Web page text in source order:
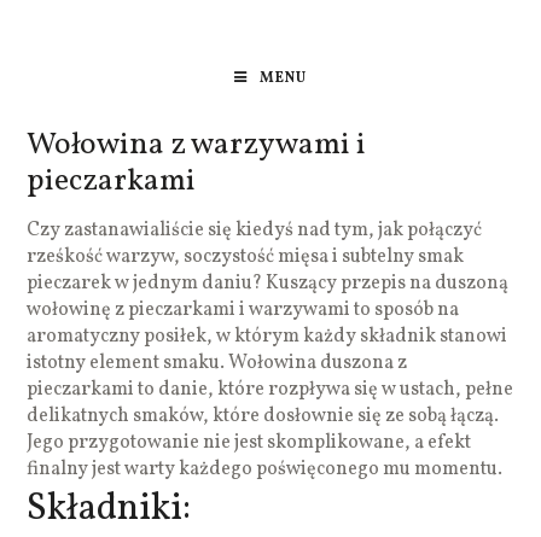
MENU
Wołowina z warzywami i
pieczarkami
Czy zastanawialiście się kiedyś nad tym, jak połączyć
rześkość warzyw, soczystość mięsa i subtelny smak
pieczarek w jednym daniu? Kuszący przepis na duszoną
wołowinę z pieczarkami i warzywami to sposób na
aromatyczny posiłek, w którym każdy składnik stanowi
istotny element smaku. Wołowina duszona z
pieczarkami to danie, które rozpływa się w ustach, pełne
delikatnych smaków, które dosłownie się ze sobą łączą.
Jego przygotowanie nie jest skomplikowane, a efekt
finalny jest warty każdego poświęconego mu momentu.
Składniki: